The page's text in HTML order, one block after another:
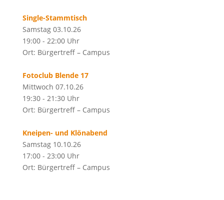
Single-Stammtisch
Samstag 03.10.26
19:00 - 22:00 Uhr
Ort: Bürgertreff – Campus
Fotoclub Blende 17
Mittwoch 07.10.26
19:30 - 21:30 Uhr
Ort: Bürgertreff – Campus
Kneipen- und Klönabend
Samstag 10.10.26
17:00 - 23:00 Uhr
Ort: Bürgertreff – Campus